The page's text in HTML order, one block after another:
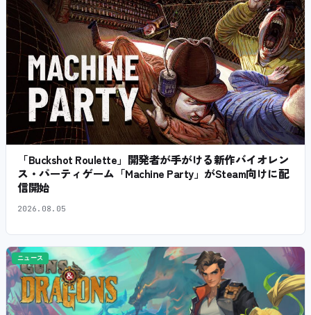
「Buckshot Roulette」開発者が手がける新作バイオレン
ス・パーティゲーム「Machine Party」がSteam向けに配
信開始
2026.08.05
ニュース